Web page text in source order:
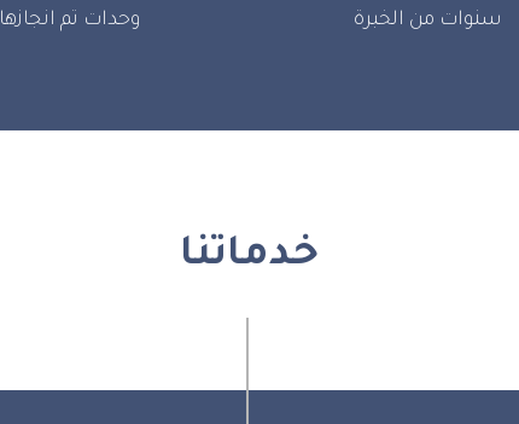
سنوات من الخبرة وحدات تم انجازها
خدماتنا